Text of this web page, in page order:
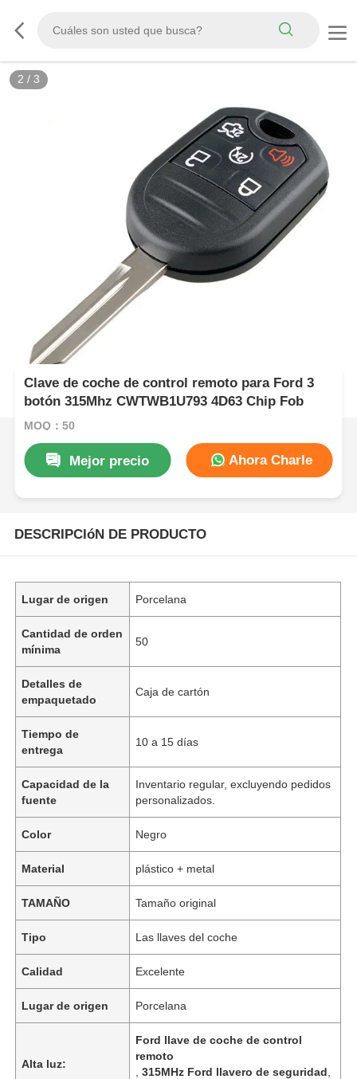
2 / 3
Clave de coche de control remoto para Ford 3
botón 315Mhz CWTWB1U793 4D63 Chip Fob
MOQ：50
Mejor precio Ahora Charle
DESCRIPCIóN DE PRODUCTO
Lugar de origen Porcelana
Cantidad de orden
mínima
50
Detalles de
empaquetado
Caja de cartón
Tiempo de
entrega
10 a 15 días
Capacidad de la
fuente
Inventario regular, excluyendo pedidos
personalizados.
Color Negro
Material plástico + metal
TAMAÑO Tamaño original
Tipo Las llaves del coche
Calidad Excelente
Lugar de origen Porcelana
Alta luz:
Ford llave de coche de control
remoto
,315MHz Ford llavero de seguridad